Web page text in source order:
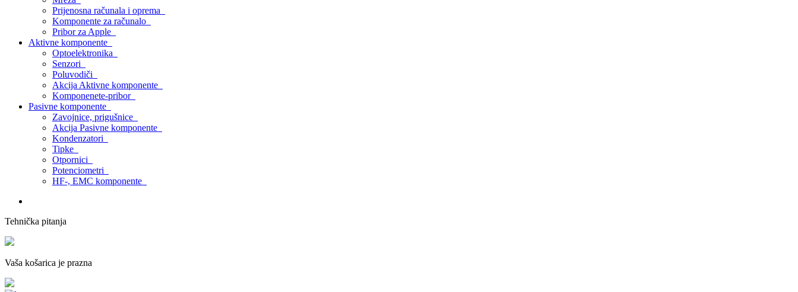
Prijenosna računala i oprema
Komponente za računalo
Pribor za Apple
Aktivne komponente
Optoelektronika
Senzori
Poluvodiči
Akcija Aktivne komponente
Komponenete-pribor
Pasivne komponente
Zavojnice, prigušnice
Akcija Pasivne komponente
Kondenzatori
Tipke
Otpornici
Potenciometri
HF-, EMC komponente
Tehnička pitanja
Vaša košarica je prazna